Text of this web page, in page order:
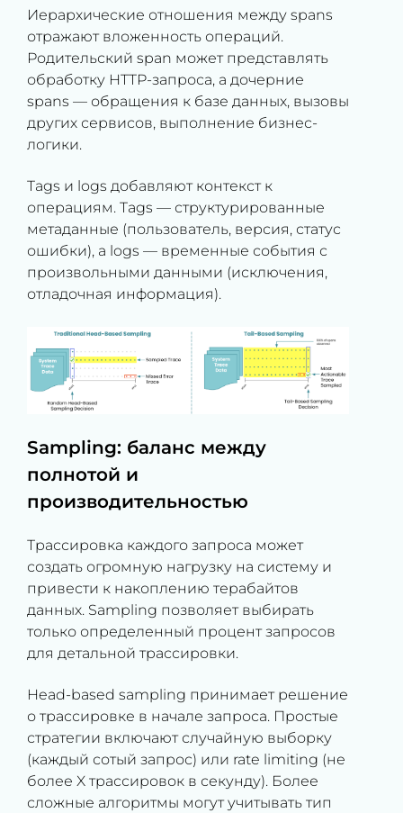
Иерархические отношения между spans
отражают вложенность операций.
Родительский span может представлять
обработку HTTP-запроса, а дочерние
spans — обращения к базе данных, вызовы
других сервисов, выполнение бизнес-
логики.
Tags и logs добавляют контекст к
операциям. Tags — структурированные
метаданные (пользователь, версия, статус
ошибки), а logs — временные события с
произвольными данными (исключения,
отладочная информация).
Sampling: баланс между
полнотой и
производительностью
Трассировка каждого запроса может
создать огромную нагрузку на систему и
привести к накоплению терабайтов
данных. Sampling позволяет выбирать
только определенный процент запросов
для детальной трассировки.
Head-based sampling принимает решение
о трассировке в начале запроса. Простые
стратегии включают случайную выборку
(каждый сотый запрос) или rate limiting (не
более X трассировок в секунду). Более
сложные алгоритмы могут учитывать тип